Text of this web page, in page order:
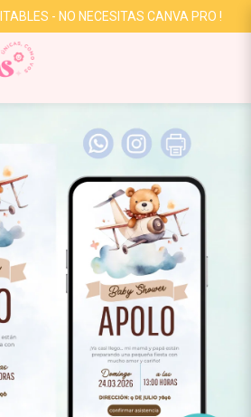
- NO NECESITAS CANVA PRO !